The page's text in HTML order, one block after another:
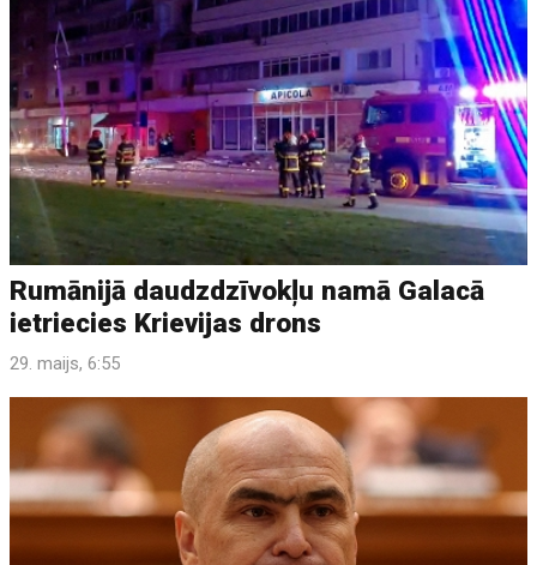
Rumānijā daudzdzīvokļu namā Galacā
ietriecies Krievijas drons
29. maijs, 6:55